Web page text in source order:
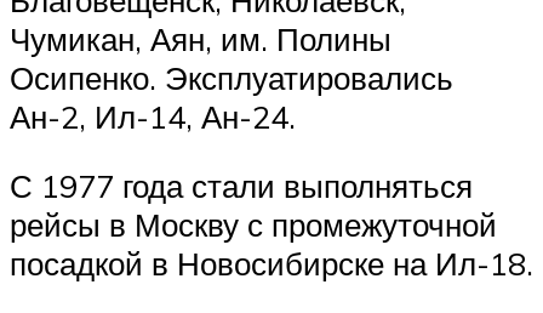
Чумикан, Аян, им. Полины
Осипенко. Эксплуатировались
Ан-2, Ил-14, Ан-24.
С 1977 года стали выполняться
рейсы в Москву с промежуточной
посадкой в Новосибирске на Ил-18.